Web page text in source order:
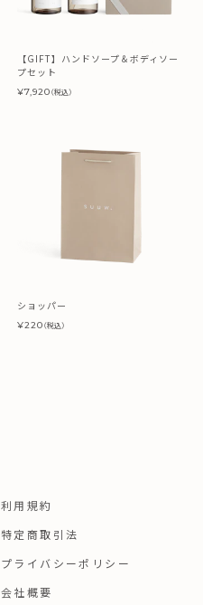
【GIFT】ハンドソープ＆ボディソー
プセット
¥7,920（税込）
ショッパー
¥220（税込）
利用規約
特定商取引法
プライバシーポリシー
会社概要